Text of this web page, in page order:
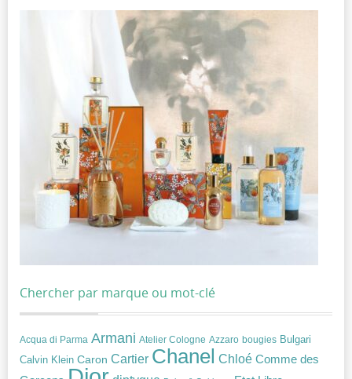
Chercher par marque ou mot-clé
Acqua di Parma Armani Atelier Cologne Azzaro bougies Bulgari
Calvin Klein Caron Cartier Chanel Chloé Comme des